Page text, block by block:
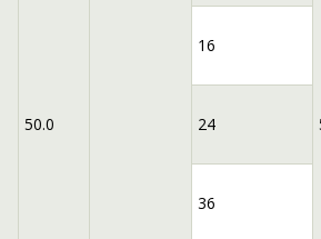
50.0
16
24
36